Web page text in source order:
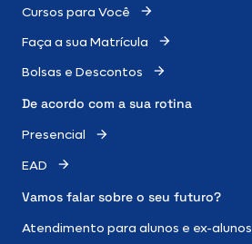
Cursos para Você
Faça a sua Matrícula
Bolsas e Descontos
De acordo com a sua rotina
Presencial
EAD
Vamos falar sobre o seu futuro?
Atendimento para alunos e ex-alunos